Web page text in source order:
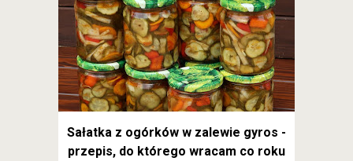
Sałatka z ogórków w zalewie gyros -
przepis, do którego wracam co roku